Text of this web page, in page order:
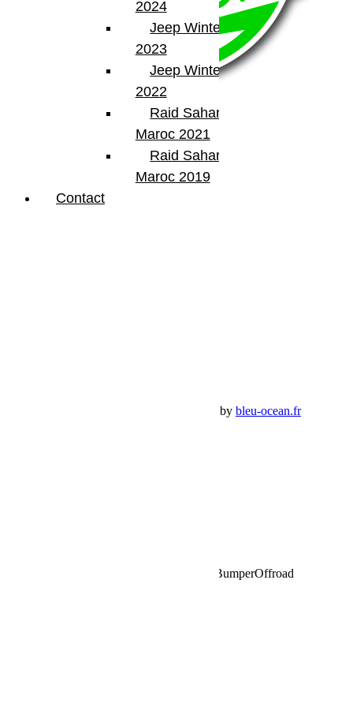
46, Chemin de la Petite Bastide
13770 – Venelles
Premium Jeep Specialist - BumperOffroad by bleu-ocean.fr
Présentation de la Jeep JLU de Cédric by BumperOffroad
2024
Jeep Winter Tour
2023
Jeep Winter Tour
2022
Raid Sahara Tour
Maroc 2021
Raid Sahara Tour
Maroc 2019
Contact